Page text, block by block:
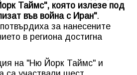
Таймс", която излезе под
във война с Иран".
за нанесените
в региона достигна
на "Ню Йорк Таймс" и